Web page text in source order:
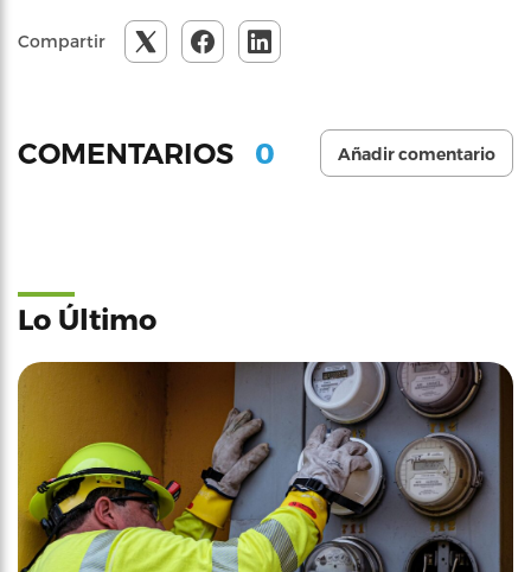
Compartir
COMENTARIOS 0 Añadir comentario
Lo Último